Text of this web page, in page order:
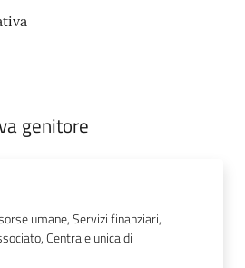
genitore
umane, Servizi finanziari,
Centrale unica di